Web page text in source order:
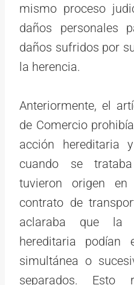
mismo proceso
daños personales
daños sufridos por
la herencia.
Anteriormente, el
de Comercio
acción hereditaria
cuando se
tuvieron origen
contrato de
aclaraba que la
hereditaria
simultánea o
separados. Esto